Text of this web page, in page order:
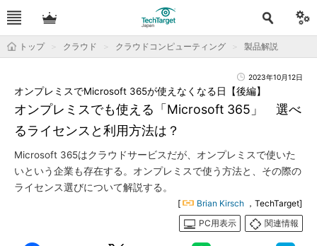
トップ クラウド クラウドコンピューティング 製品解説
2023年10月12日
オンプレミスでも使える「Microsoft 365」 選べ
るライセンスと利用方法は？
オンプレミスでMicrosoft 365が使えなくなる日【後編】
Microsoft 365はクラウドサービスだが、オンプレミスで使いた
いという企業も存在する。オンプレミスで使う方法と、その際の
ライセンス選びについて解説する。
[ Brian Kirsch ，TechTarget]
PC用表示
関連情報